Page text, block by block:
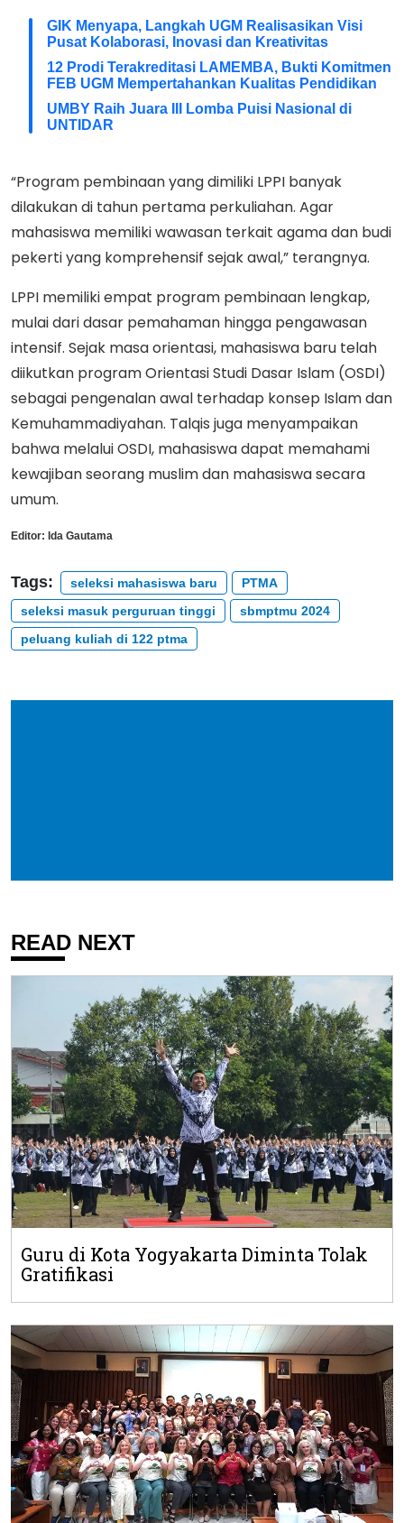
GIK Menyapa, Langkah UGM Realisasikan Visi
Pusat Kolaborasi, Inovasi dan Kreativitas
12 Prodi Terakreditasi LAMEMBA, Bukti Komitmen
FEB UGM Mempertahankan Kualitas Pendidikan
UMBY Raih Juara III Lomba Puisi Nasional di
UNTIDAR
“Program pembinaan yang dimiliki LPPI banyak
dilakukan di tahun pertama perkuliahan. Agar
mahasiswa memiliki wawasan terkait agama dan budi
pekerti yang komprehensif sejak awal,” terangnya.
LPPI memiliki empat program pembinaan lengkap,
mulai dari dasar pemahaman hingga pengawasan
intensif. Sejak masa orientasi, mahasiswa baru telah
diikutkan program Orientasi Studi Dasar Islam (OSDI)
sebagai pengenalan awal terhadap konsep Islam dan
Kemuhammadiyahan. Talqis juga menyampaikan
bahwa melalui OSDI, mahasiswa dapat memahami
kewajiban seorang muslim dan mahasiswa secara
umum.
Editor: Ida Gautama
Tags: seleksi mahasiswa baru
PTMA
seleksi masuk perguruan tinggi
sbmptmu 2024
peluang kuliah di 122 ptma
READ NEXT
Guru di Kota Yogyakarta Diminta Tolak
Gratifikasi